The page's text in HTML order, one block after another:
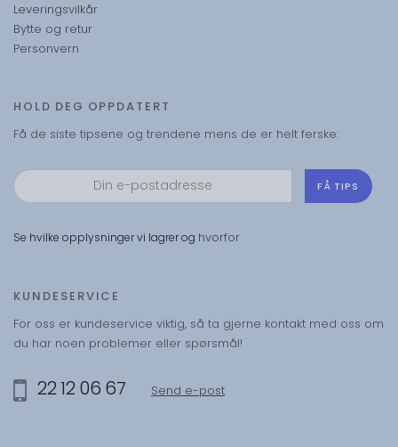
Leveringsvilkår
Bytte og retur
Personvern
HOLD DEG OPPDATERT
Få de siste tipsene og trendene mens de er helt ferske:
FÅ TIPS
Se hvilke opplysninger vi lagrer og hvorfor
KUNDESERVICE
For oss er kundeservice viktig, så ta gjerne kontakt med oss om
du har noen problemer eller spørsmål!
22 12 06 67 Send e-post